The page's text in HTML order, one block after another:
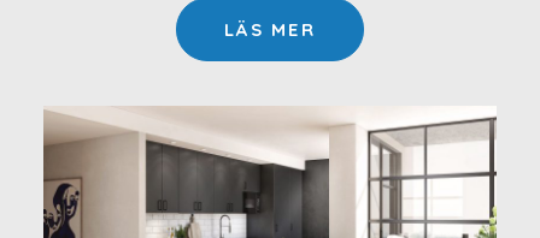
LÄS MER